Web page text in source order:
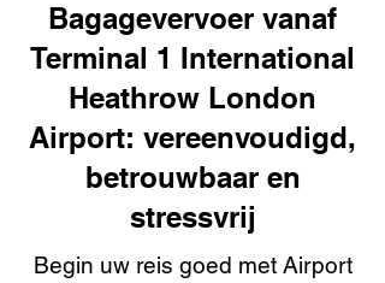
Bagagevervoer vanaf
Terminal 1 International
Heathrow London
Airport: vereenvoudigd,
betrouwbaar en
stressvrij
Begin uw reis goed met Airport